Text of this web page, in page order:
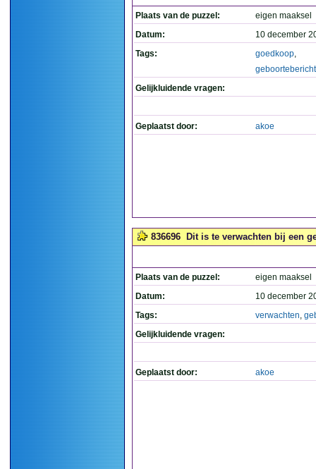
Plaats van de puzzel:
eigen maaksel
Datum:
10 december
Tags:
goedkoop,
geboortebericht
Gelijkluidende vragen:
Geplaatst door: akoe
836696 Dit is te verwachten bij een
Plaats van de puzzel:
eigen maaksel
Datum:
10 december
Tags:
verwachten,
Gelijkluidende vragen:
Geplaatst door: akoe